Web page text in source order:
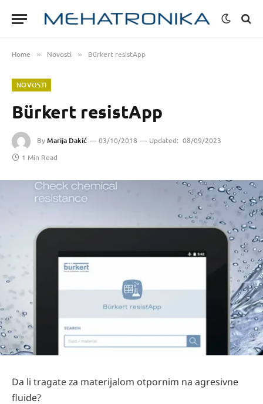
Home » Novosti » Bürkert resistApp
NOVOSTI
Bürkert resistApp
ByMarija Dakić 03/10/2018 Updated: 08/09/2023
1 Min Read
Da li tragate za materijalom otpornim na agresivne
fluide?